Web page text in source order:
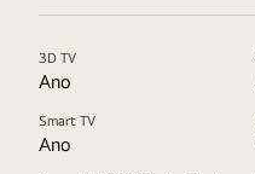
3D TV
Ano
Smart TV
Ano